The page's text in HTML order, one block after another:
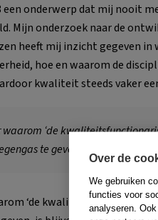
een onderwerp dat mij nooit
Mijn onderzoek naar de
heeft mij inzicht gegeven in
hoe en waarom de
kwaliteit steeds vaker
‘de
te geven, is blijven
‘de
Over de
We gebruiken
functies voor
analyseren.